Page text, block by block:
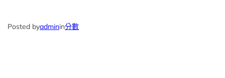
Posted byadminin分數